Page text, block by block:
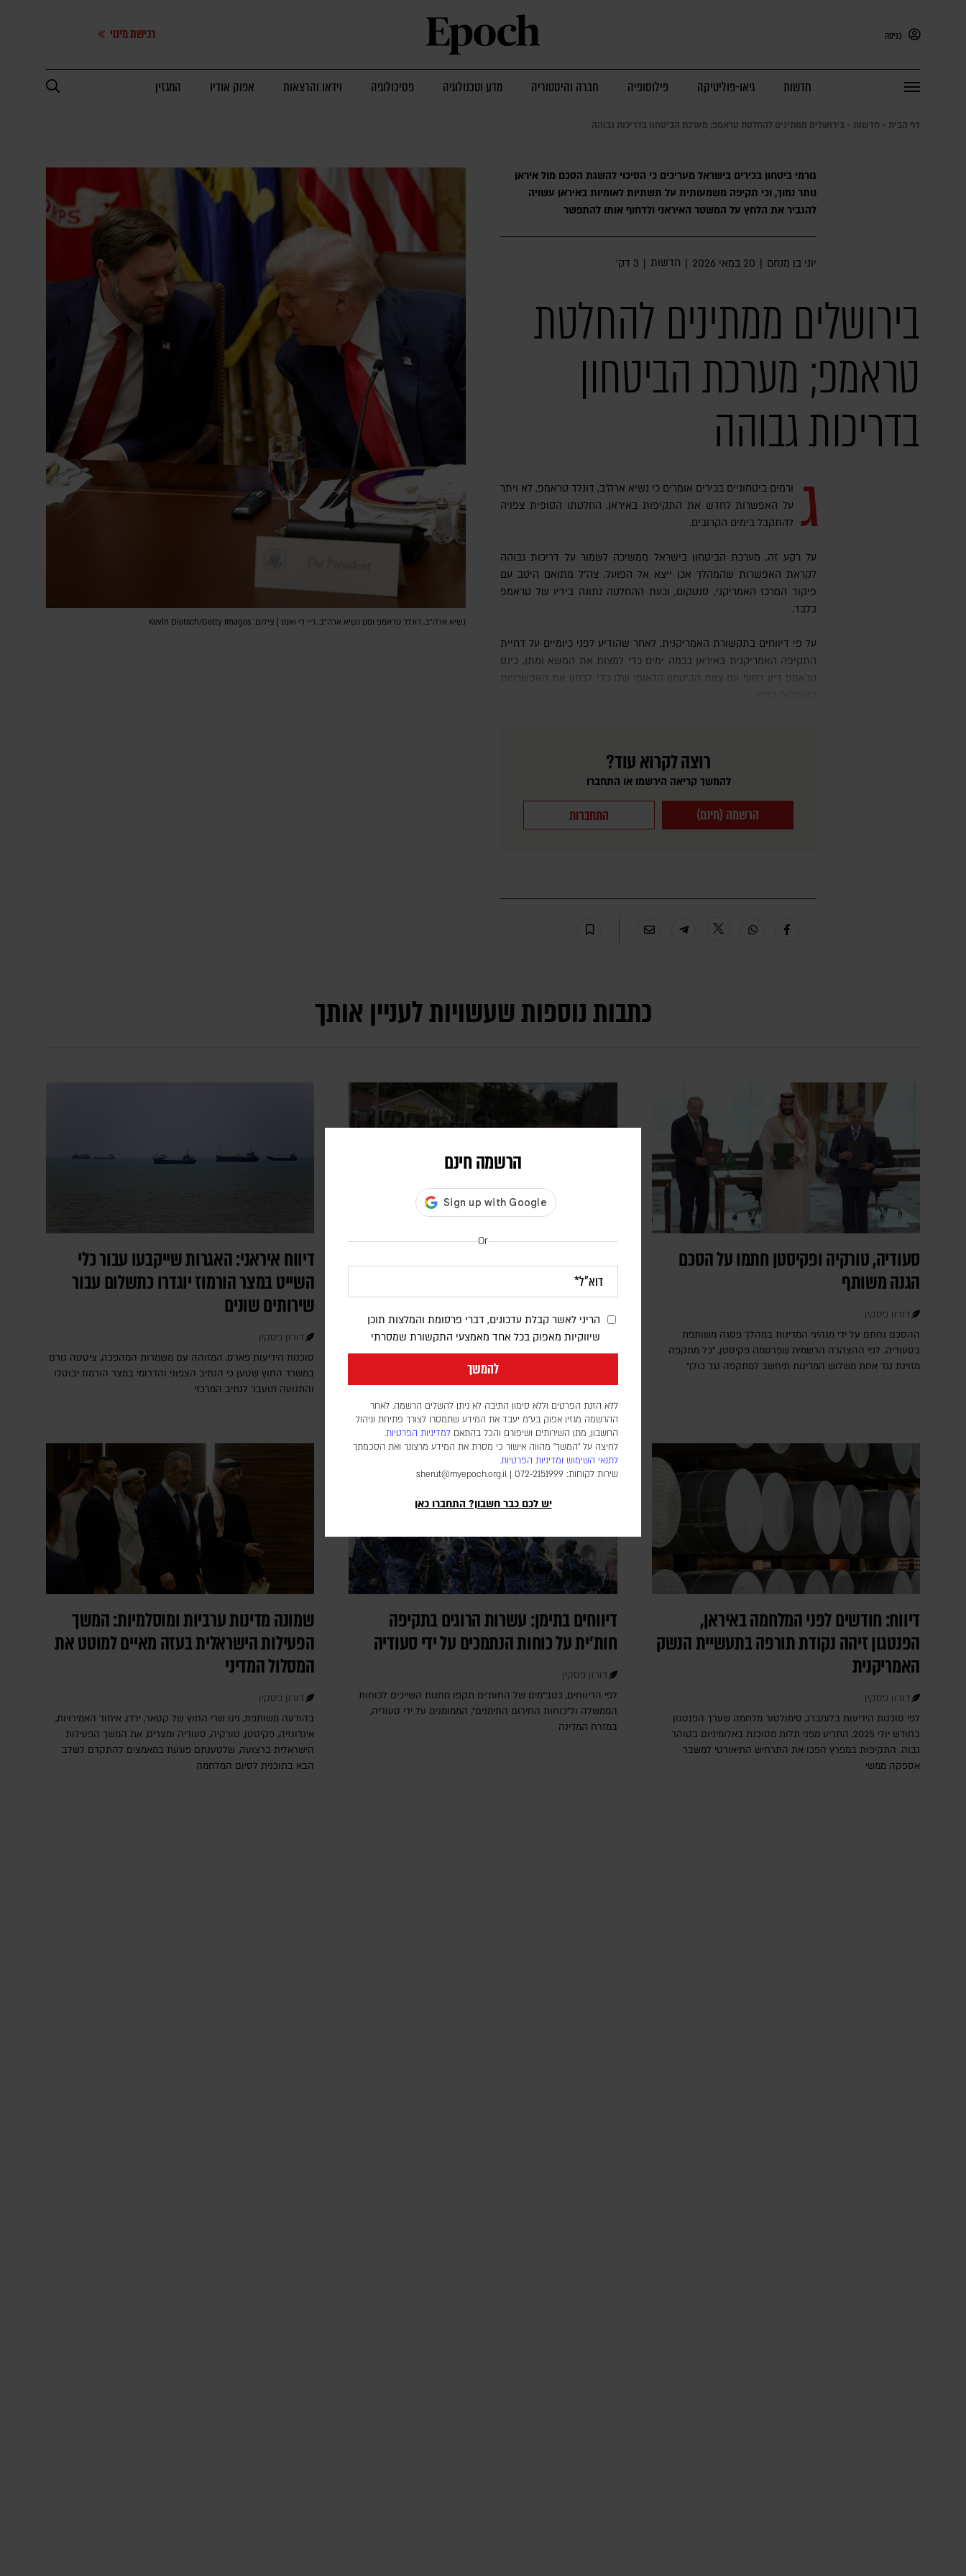
כניסה רכישת מינוי
חדשות גיאו-פוליטיקה פילוסופיה חברה והיסטוריה מדע וטכנולוגיה פסיכולוגיה וידאו והרצאות אפוק אודיו המגזין
הרשמה חינם
Or
הריני לאשר קבלת עדכונים, דברי פרסומת והמלצות תוכן
שיווקיות מאפוק בכל אחד מאמצעי התקשורת שמסרתי
להמשך
ללא הזנת הפרטים וללא סימון התיבה לא ניתן להשלים הרשמה. לאחר
ההרשמה מגזין אפוק בע״מ יעבד את המידע שתמסרו לצורך פתיחת וניהול
החשבון, מתן השירותים ושיפורם והכל בהתאם למדיניות הפרטיות.
לחיצה על "המשך" מהווה אישור כי מסרת את המידע מרצונך ואת הסכמתך
לתנאי השימוש ומדיניות הפרטיות.
שירות לקוחות: 072-2151999 |
sherut@myepoch.org.il
יש לכם כבר חשבון? התחברו כאן
דף הבית » חדשות » בירושלים ממתינים להחלטת טראמפ; מערכת הביטחון בדריכות גבוהה
גורמי ביטחון בכירים בישראל מעריכים כי הסיכוי להשגת הסכם מול איראן
נותר נמוך, וכי תקיפה משמעותית על תשתיות לאומיות באיראן עשויה
להגביר את הלחץ על המשטר האיראני ולדחוף אותו להתפשר
יוני בן מנחם | 20 במאי 2026 | חדשות | 3 דק׳
בירושלים ממתינים להחלטת
טראמפ; מערכת הביטחון
בדריכות גבוהה
ג ורמים ביטחוניים בכירים אומרים כי נשיא ארה"ב, דונלד טראמפ, לא ויתר
על האפשרות לחדש את התקיפות באיראן. החלטתו הסופית צפויה
להתקבל בימים הקרובים.
על רקע זה, מערכת הביטחון בישראל ממשיכה לשמור על דריכות גבוהה
לקראת האפשרות שהמהלך אכן ייצא אל הפועל. צה"ל מתואם היטב עם
פיקוד המרכז האמריקני, סנטקום, וכעת ההחלטה נתונה בידיו של טראמפ
בלבד.
על פי דיווחים בתקשורת האמריקנית, לאחר שהודיע לפני כיומיים על דחיית
התקיפה האמריקנית באיראן בכמה ימים כדי למצות את המשא ומתן, כינס
טראמפ דיון דחוף עם צוות הביטחון הלאומי שלו כדי לבחון את האפשרויות
רוצה לקרוא עוד?
להמשך קריאה הירשמו או התחברו
הרשמה (חינם) התחברות
נשיא ארה"ב, דונלד טראמפ וסגן נשיא ארה״ב, ג'יי די ואנס | צילום: Kevin Dietsch/Getty Images
כתבות נוספות שעשויות לעניין אותך
סעודיה, טורקיה ופקיסטן חתמו על הסכם
הגנה משותף
דורון פסקין
ההסכם נחתם על ידי מנהיגי המדינות במהלך פסגה משותפת
בסעודיה. לפי ההצהרה הרשמית שפרסמה פקיסטן, "כל מתקפה
מזוינת נגד אחת משלוש המדינות תיחשב למתקפה נגד כולן"
בעקבות בקשתו של טראמפ – הפרלמנט
באוגנדה אישר שליחת חיילים לרצועת עזה
במסגרת כוח הייצוב הבין-לאומי
דורון פסקין
מספר החיילים ומועד פריסתם טרם פורסמו. הכוח הבין-לאומי עדיין
לא נפרס ברצועה, וממתין ליישום השלב השני וכניסת המנהלת
הפלסטינית שאמורה לנהל את הרצועה
דיווח איראני: האגרות שייקבעו עבור כלי
השייט במצר הורמוז יוגדרו כתשלום עבור
שירותים שונים
דורון פסקין
סוכנות הידיעות פארס, המזוהה עם משמרות המהפכה, ציטטה גורם
במשרד החוץ שטען כי הנתיב הצפוני והדרומי במצר הורמוז יבוטלו
והתנועה תועבר לנתיב המרכזי
דיווח: חודשים לפני המלחמה באיראן,
הפנטגון זיהה נקודת תורפה בתעשיית הנשק
האמריקנית
דורון פסקין
לפי סוכנות הידיעות בלומברג, סימולטור מלחמה שערך הפנטגון
בחודש יולי 2025, התריע מפני תלות מסוכנת באלומיניום בטוהר
גבוה. התקיפות במפרץ הפכו את התרחיש התיאורטי למשבר
אספקה ממשי
דיווחים בתימן: עשרות הרוגים בתקיפה
חות'ית על כוחות הנתמכים על ידי סעודיה
דורון פסקין
לפי הדיווחים, כטב"מים של החות'ים תקפו מחנות השייכים לכוחות
הממשלה ול"כוחות החירום התימנים", הממומנים על ידי סעודיה,
במזרח המדינה
שמונה מדינות ערביות ומוסלמיות: המשך
הפעילות הישראלית בעזה מאיים למוטט את
המסלול המדיני
דורון פסקין
בהודעה משותפת, גינו שרי החוץ של קטאר, ירדן, איחוד האמירויות,
אינדונזיה, פקיסטן, טורקיה, סעודיה ומצרים, את המשך הפעילות
הישראלית ברצועה, שלטענתם פוגעת במאמצים להתקדם לשלב
הבא בתוכנית לסיום המלחמה